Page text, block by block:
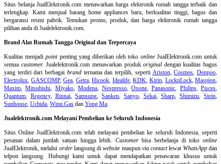
Situs belanjaJualElektronik.com menawarkan harga elektronik rumah tangga terbaik dan
terlengkap. Kami menjual barang home appliances baru, berkualitas tinggi, bagus dan
bergaransi resmi pabrik. Temukan promo, produk, dan harga elektronik rumah tangga
pilihan anda di Jualelektronik.com.
Brand Alat Rumah Tangga Original dan Terpercaya
Kualitas menjadipointpenting yang diberikan oleh toko onlineJualElektronik.com untuk
semua customer. Jualelektronik.com menawarkan produkoriginal dengan kualitas bagus
yang terdiri dari berbagai brandternama dan terpilih, seperti Ariston,Cosmos,Denpoo,
Electrolux, GASCOMP,Gea, Getra,Hicook, Idealife,KDK, Kirin, LocknLock,Maspion,
Maxim,Mitsubishi, Miyako,Modena, Nespresso, Oxone,Panasonic, Philips, Pisces,
Quantum, Regency, Rinnai,Samsung,Sanken, Sanyo, Sekai,Sharp,Shimizu,Stein,
Sunhouse, Uchida, Winn Gas dan Yong Ma.
Jualelektronik.com Melayani Pembelian ke Seluruh Indonesia
Situs Online JualElektronik.com telah melayani pembelian ke seluruh Indonesia, seperti
pesanan dalam jumlah satuan hingga lebih. Customerbisa berbelanja di tokoonline
JualElektronik, melalui orderlangsung diwebsite maupun via contactlewat WhatsAppdan
telpon langsung. Hubungi kami untuk dapat mendapatkan penawaran khusus untuk